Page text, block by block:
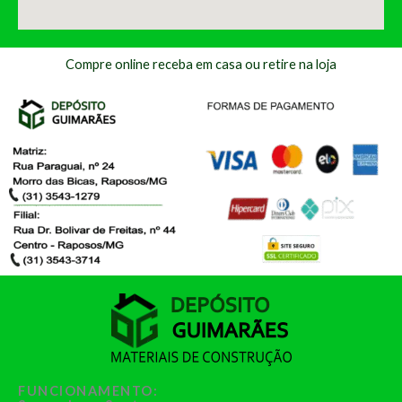
Compre online receba em casa ou retire na loja
FUNCIONAMENTO: